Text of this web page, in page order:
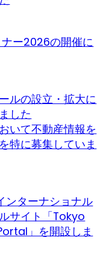
ー2026の開催に
ルの設立・拡大に
した
いて不動産情報を
特に募集していま
ンターナショナル
サイト「Tokyo
」を開設しま